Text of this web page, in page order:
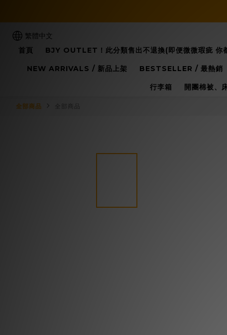
繁體中文
首頁
BJY OUTLET！此分類售出不退換(即便微微瑕疵 你
NEW ARRIVALS / 新品上架 BESTSELLER / 最熱銷
行李箱 開團棉被、
全部商品 全部商品